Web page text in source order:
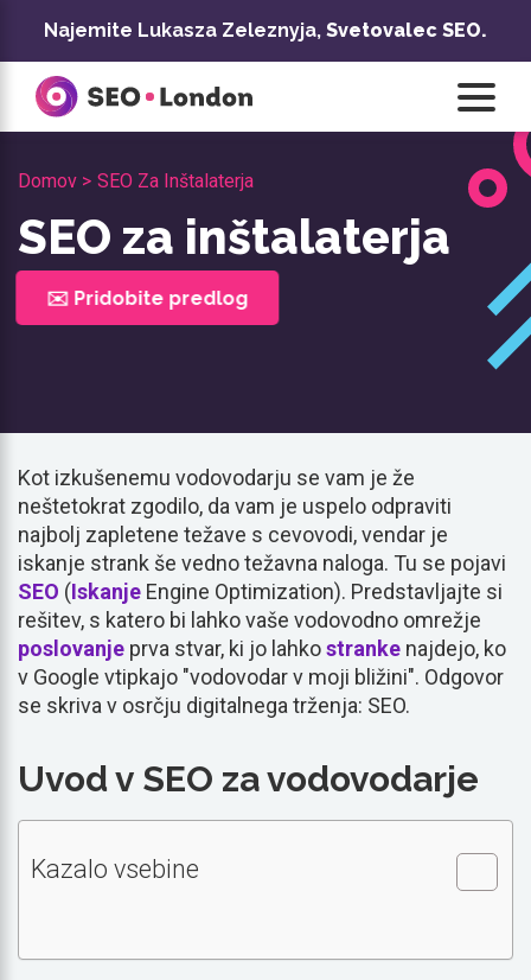
vsebino
Najemite Lukasza Zeleznyja, Svetovalec SEO.
Domov > SEO Za Inštalaterja
SEO za inštalaterja
✉️ Pridobite predlog
Kot izkušenemu vodovodarju se vam je že
neštetokrat zgodilo, da vam je uspelo odpraviti
najbolj zapletene težave s cevovodi, vendar je
iskanje strank še vedno težavna naloga. Tu se pojavi
SEO (Iskanje Engine Optimization). Predstavljajte si
rešitev, s katero bi lahko vaše vodovodno omrežje
poslovanje prva stvar, ki jo lahkostranke najdejo, ko
v Google vtipkajo "vodovodar v moji bližini". Odgovor
se skriva v osrčju digitalnega trženja: SEO.
Uvod v SEO za vodovodarje
Kazalo vsebine